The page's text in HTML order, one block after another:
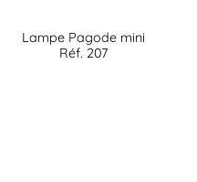
Lampe Pagode mini
Réf. 207